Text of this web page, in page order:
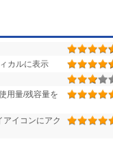
カルに表示
用量/残容量を
イコンにアク